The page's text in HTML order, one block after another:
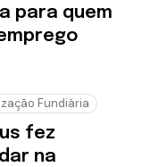
para quem
Fundiária
fez
na